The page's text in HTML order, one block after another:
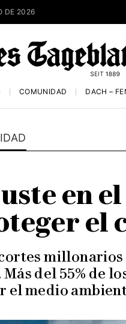
DE 2026
COMUNIDAD DACH –
en
el
millonarios
del 55% de
el medio